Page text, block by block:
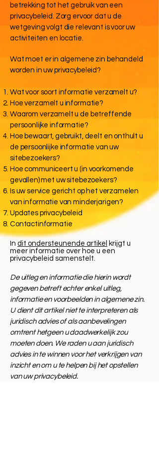
betrekking tot het gebruik van een
privacybeleid. Zorg ervoor dat u de
wetgeving volgt die relevant is voor uw
activiteiten en locatie.
Wat moet er in algemene zin behandeld
worden in uw privacybeleid?
Wat voor soort informatie verzamelt u?
Hoe verzamelt u informatie?
Waarom verzamelt u de betreffende
persoonlijke informatie?
Hoe bewaart, gebruikt, deelt en onthult u
de persoonlijke informatie van uw
sitebezoekers?
Hoe communiceert u (in voorkomende
gevallen) met uw sitebezoekers?
Is uw service gericht op het verzamelen
van informatie van minderjarigen?
Updates privacybeleid
Contactinformatie
In dit ondersteunende artikel krijgt u
meer informatie over hoe u een
privacybeleid samenstelt.
De uitleg en informatie die hierin wordt
gegeven betreft echter enkel uitleg,
informatie en voorbeelden in algemene zin.
U dient dit artikel niet te interpreteren als
juridisch advies of als aanbevelingen
omtrent hetgeen u daadwerkelijk zou
moeten doen. We raden u aan juridisch
advies in te winnen voor het verkrijgen van
inzicht en om u te helpen bij het opstellen
van uw privacybeleid.